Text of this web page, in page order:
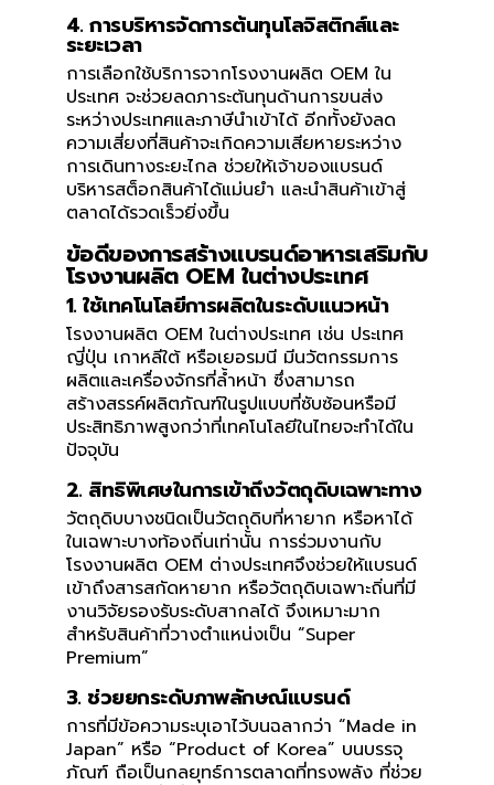
4. การบริหารจัดการต้นทุนโลจิสติกส์และ
ระยะเวลา
การเลือกใช้บริการจากโรงงานผลิต OEM ใน
ประเทศ จะช่วยลดภาระต้นทุนด้านการขนส่ง
ระหว่างประเทศและภาษีนำเข้าได้ อีกทั้งยังลด
ความเสี่ยงที่สินค้าจะเกิดความเสียหายระหว่าง
การเดินทางระยะไกล ช่วยให้เจ้าของแบรนด์
บริหารสต็อกสินค้าได้แม่นยำ และนำสินค้าเข้าสู่
ตลาดได้รวดเร็วยิ่งขึ้น
ข้อดีของการสร้างแบรนด์อาหารเสริมกับ
โรงงานผลิต OEM ในต่างประเทศ
1. ใช้เทคโนโลยีการผลิตในระดับแนวหน้า
โรงงานผลิต OEM ในต่างประเทศ เช่น ประเทศ
ญี่ปุ่น เกาหลีใต้ หรือเยอรมนี มีนวัตกรรมการ
ผลิตและเครื่องจักรที่ล้ำหน้า ซึ่งสามารถ
สร้างสรรค์ผลิตภัณฑ์ในรูปแบบที่ซับซ้อนหรือมี
ประสิทธิภาพสูงกว่าที่เทคโนโลยีในไทยจะทำได้ใน
ปัจจุบัน
2. สิทธิพิเศษในการเข้าถึงวัตถุดิบเฉพาะทาง
วัตถุดิบบางชนิดเป็นวัตถุดิบที่หายาก หรือหาได้
ในเฉพาะบางท้องถิ่นเท่านั้น การร่วมงานกับ
โรงงานผลิต OEM ต่างประเทศจึงช่วยให้แบรนด์
เข้าถึงสารสกัดหายาก หรือวัตถุดิบเฉพาะถิ่นที่มี
งานวิจัยรองรับระดับสากลได้ จึงเหมาะมาก
สำหรับสินค้าที่วางตำแหน่งเป็น “Super
Premium”
3. ช่วยยกระดับภาพลักษณ์แบรนด์
การที่มีข้อความระบุเอาไว้บนฉลากว่า “Made in
Japan” หรือ “Product of Korea” บนบรรจุ
ภัณฑ์ ถือเป็นกลยุทธ์การตลาดที่ทรงพลัง ที่ช่วย